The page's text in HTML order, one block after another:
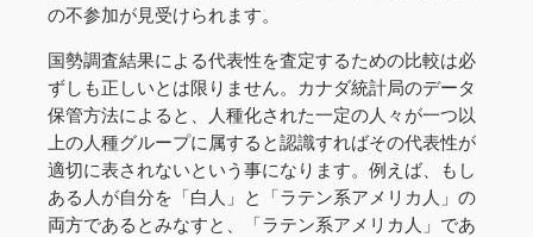
の不参加が見受けられます。
国勢調査結果による代表性を査定するための比較は必
ずしも正しいとは限りません。カナダ統計局のデータ
保管方法によると、人種化された一定の人々が一つ以
上の人種グループに属すると認識すればその代表性が
適切に表されないという事になります。例えば、もし
ある人が自分を「白人」と「ラテン系アメリカ人」の
両方であるとみなすと、「ラテン系アメリカ人」であ